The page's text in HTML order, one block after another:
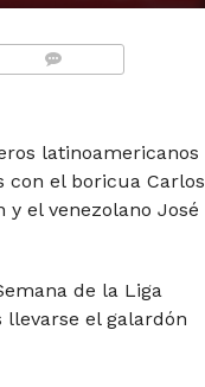
latinoamericanos
con el boricua Carlos
el venezolano José
de la Liga
el galardón